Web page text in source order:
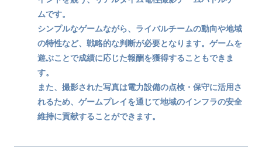
ムです。
シンプルなゲームながら、ライバルチームの動向や地域
の特性など、戦略的な判断が必要となります。ゲームを
遊ぶことで成績に応じた報酬を獲得することもできま
す。
また、撮影された写真は電力設備の点検・保守に活用さ
れるため、ゲームプレイを通じて地域のインフラの安全
維持に貢献することができます。